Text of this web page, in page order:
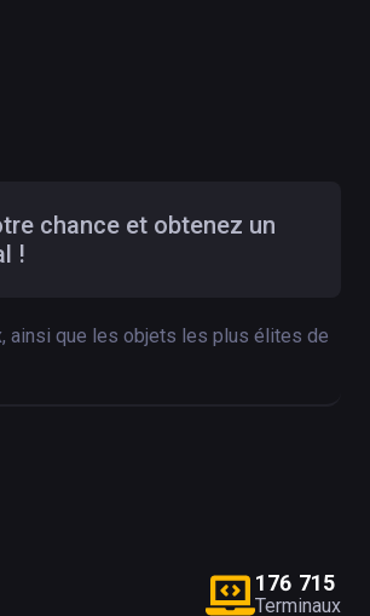
chance et obtenez un
!
ainsi que les objets les plus élites de
176 715
Terminaux